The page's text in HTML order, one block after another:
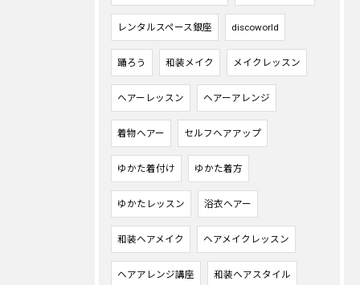
レンタルスペース銀座 discoworld
踊ろう 和装メイク メイクレッスン
ヘアーレッスン ヘアーアレンジ
着物ヘアー セルフヘアアップ
ゆかた着付け ゆかた着方
ゆかたレッスン 浴衣ヘアー
和装ヘアメイク ヘアメイクレッスン
ヘアアレンジ講座 和装ヘアスタイル